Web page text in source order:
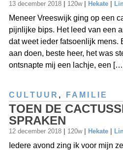
13 december 2018 | 120w | Hekate |
Meneer Vreeswijk ging op een
pijnlijke bips. Het leed van een
dat weet ieder fatsoenlijk
aan doen, beste heer, het was
ontsnapte mij een lachje, een
CULTUUR , FAMILIE
TOEN DE
SPRAKEN
12 december 2018 120w Hekate
Iedere avond zing ik voor mijn